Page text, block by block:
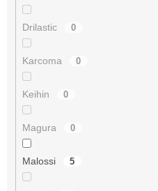
Drilastic 0
Karcoma 0
Keihin 0
Magura 0
Malossi 5